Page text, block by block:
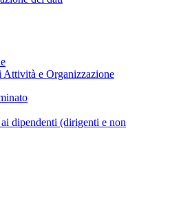
e Organizzazione
dipendenti (dirigenti e non